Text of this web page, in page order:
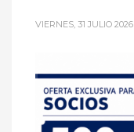
VIERNES, 31 JULIO 2026